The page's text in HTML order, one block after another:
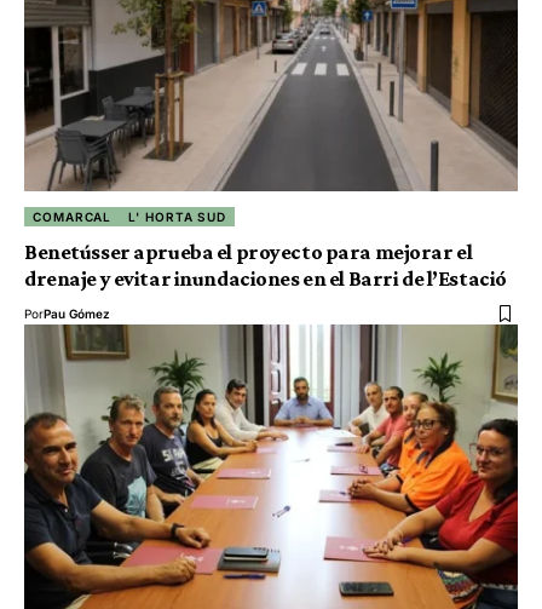
COMARCAL L' HORTA SUD
Benetússer aprueba el proyecto para mejorar el
drenaje y evitar inundaciones en el Barri de l’Estació
PorPau Gómez